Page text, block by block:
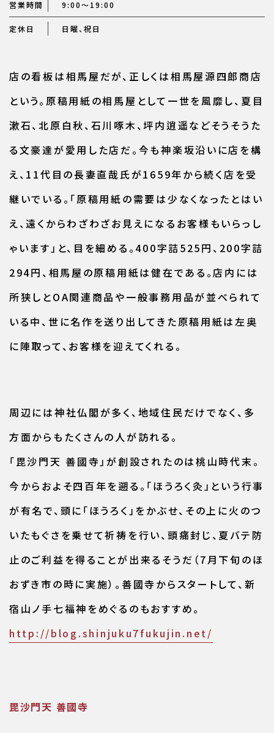
営業時間 9:00～19:00
定休日 日曜、祝日
店の看板は相馬屋だが、正しくは相馬屋源四郎商店
という。原稿用紙の相馬屋として一世を風靡し、夏目
漱石、北原白秋、石川啄木、坪内逍遥などそうそうた
る文豪達が愛用した店だ。今も神楽坂沿いに店を構
え、11代目の長妻直哉氏が1659年から続く店を受
継いでいる。「原稿用紙の需要は少なくなったとはい
え、遠くからわざわざお見えになるお客様もいらっし
ゃいます」と、目を細める。400字詰525円、200字詰
294円、相馬屋の原稿用紙は健在である。店内には
所狭しとOA関連商品や一般事務用品が並べられて
いる中、世に名作を送り出してきた原稿用紙は左奥
に陣取って、お客様を迎えてくれる。
周辺には神社仏閣が多く、地域住民だけでなく、多
方面からもたくさんの人が訪れる。
「毘沙門天 善國寺」が創設されたのは桃山時代末。
今からおよそ四百年を遡る。「ほうろく灸」という行事
が有名で、頭に「ほうろく」をかぶせ、その上に火のつ
いたもぐさを乗せて祈祷を行い、頭痛封じ、夏バテ防
止のご利益を得ることが出来るそうだ（7月下旬のほ
おずき市の時に実施）。善國寺からスタートして、新
宿山ノ手七福神をめぐるのもおすすめ。
http://blog.shinjuku7fukujin.net/
毘沙門天 善國寺